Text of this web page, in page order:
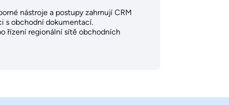
nástroje a postupy zahrnují CRM
s obchodní dokumentací.
řízení regionální sítě obchodních